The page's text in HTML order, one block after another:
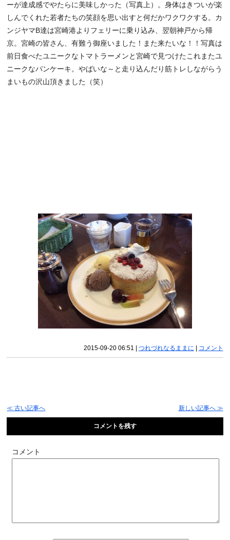
ーが達成感でやたらに美味しかった（写真上）。身体はきついが楽
しんでくれた若者たちの笑顔を思い出すと何だかワクワクする。カ
ンジヤマB達は宮崎港よりフェリーに乗り込み、翌朝神戸から帰
京。宮崎の皆さん、有難う御座いました！また来たいな！！写真は
前日食べたユニークなトマトラーメンと宮崎で見つけたこれまたユ
ニークなパンケーキ。やばいな～と走り込んだり筋トレしながらう
まいもの沢山頂きました（笑）
2015-09-20 06:51 つれづれなるままに コメント
≪ 古い記事へ 新しい記事へ ≫
コメントを残す
コメント